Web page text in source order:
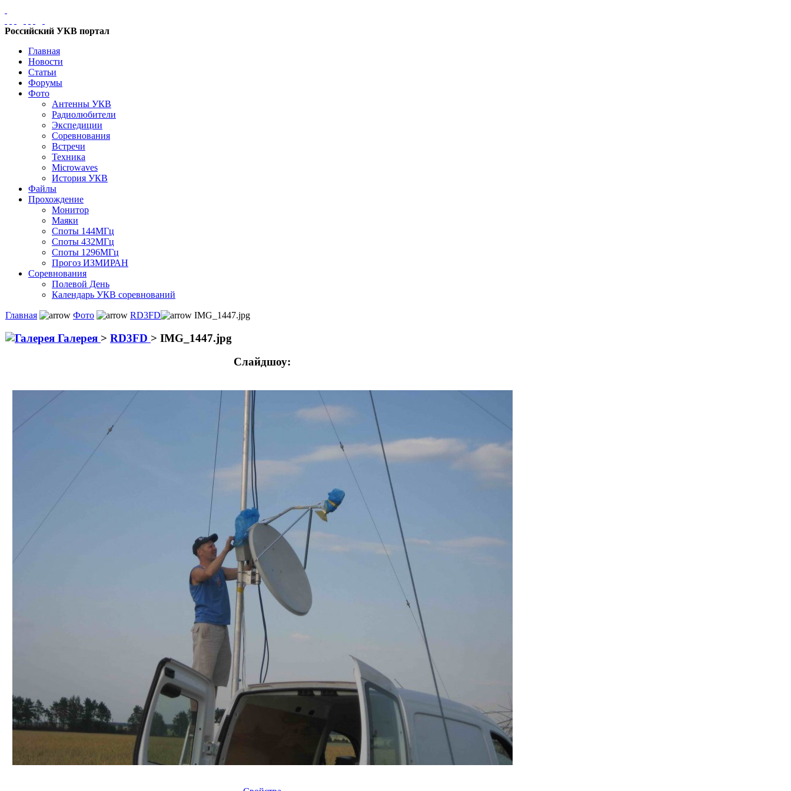
Российский УКВ портал
Главная
Новости
Статьи
Форумы
Фото
Антенны УКВ
Радиолюбители
Экспедиции
Соревнования
Встречи
Техника
Microwaves
История УКВ
Файлы
Прохождение
Монитор
Маяки
Споты 144МГц
Споты 432МГц
Споты 1296МГц
Прогоз ИЗМИРАН
Соревнования
Полевой День
Календарь УКВ соревнований
Главная Фото RD3FD IMG_1447.jpg
Галерея > RD3FD > IMG_1447.jpg
Слайдшоу: